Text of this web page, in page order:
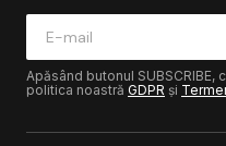
Apăsând butonul
politica noastră GDPR și